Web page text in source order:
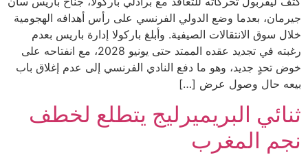
جيرمان، بعدما وضع الدولي الفرنسي على رأس أهدافه الهجومية
خلال سوق الانتقالات الصيفية. وأبلغ باركولا إدارة باريس بعدم
رغبته في تجديد عقده الممتد حتى يونيو 2028، مع انفتاحه على
خوض تحدٍ جديد، وهو ما دفع النادي الفرنسي إلى عدم إغلاق باب
بيعه حال وصول عرض […]
ثنائي البريميرليج يتطلع لخطف
نجم المغرب